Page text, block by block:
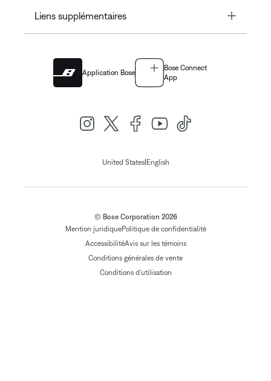
Liens supplémentaires Toggle
Application Bose
Bose Connect
App
United States| English
© Bose Corporation 2026
Mention juridiquePolitique de confidentialité
AccessibilitéAvis sur les témoins
Conditions générales de vente
Conditions d'utilisation